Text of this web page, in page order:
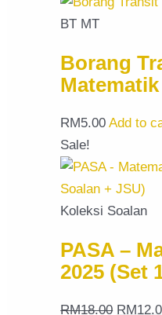
BT MT
Borang
RM5.00 Add to
Sale!
Koleksi Soalan
PASA –
2025 (Set
RM18.00 RM